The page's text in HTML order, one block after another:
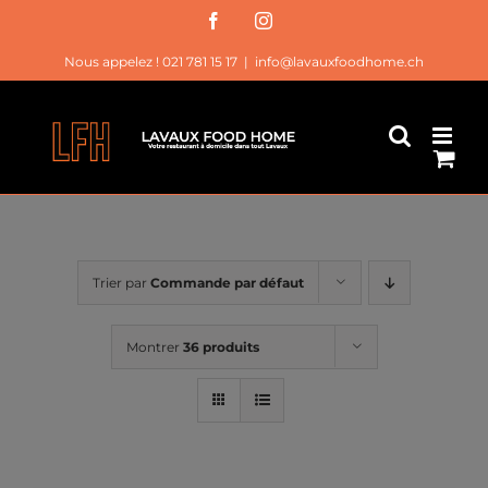
contenu
FacebookInstagram
Nous appelez ! 021 781 15 17 | info@lavauxfoodhome.ch
Trier par Commande par défaut
Montrer 36 produits